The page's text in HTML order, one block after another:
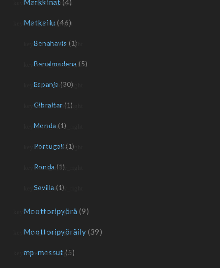
Markkinat (4)
Matkailu (46)
Benahavis (1)
Benalmadena (5)
Espanja (30)
Gibraltar (1)
Monda (1)
Portugali (1)
Ronda (1)
Sevilla (1)
Moottoripyörä (9)
Moottoripyöräily (39)
mp-messut (5)